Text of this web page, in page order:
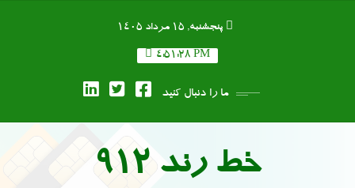
پنجشنبه, ۱۵ مرداد ۱۴۰۵
4:51:29 PM
ما را دنبال کنید
خط رند 912